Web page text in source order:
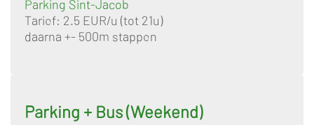
Parking Sint-Jacob
Tarief: 2.5 EUR/u (tot 21u)
daarna +- 500m stappen
Parking + Bus (Weekend)